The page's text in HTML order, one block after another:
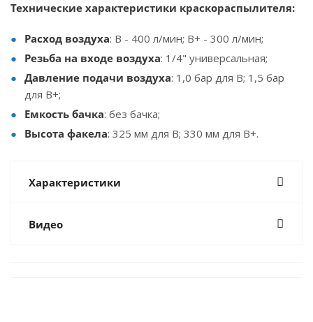
Технические характеристики краскораспылителя:
Расход воздуха: B - 400 л/мин; B+ - 300 л/мин;
Резьба на входе воздуха: 1/4" универсальная;
Давление подачи воздуха: 1,0 бар для B; 1,5 бар
для B+;
Емкость бачка: без бачка;
Высота факела: 325 мм для B; 330 мм для B+.
Характеристики
Видео